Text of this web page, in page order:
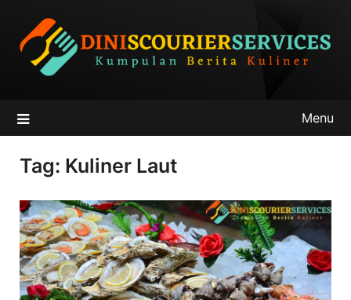
content
Menu
Tag: Kuliner Laut